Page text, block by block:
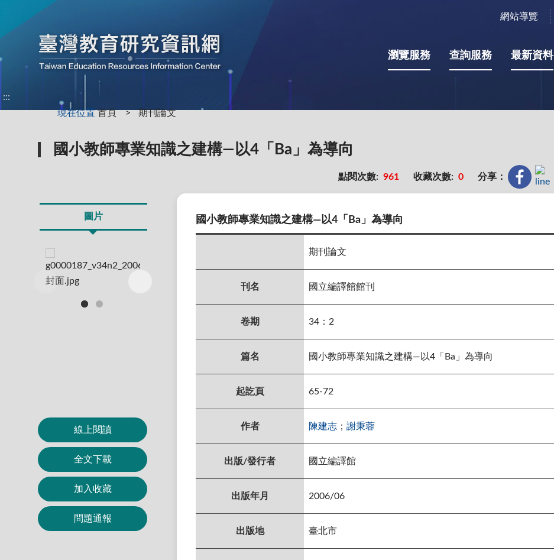
網站導覽
瀏覽服務 查詢服務 最新資料
:::
現在位置 首頁 期刊論文
國小教師專業知識之建構—以4「Ba」為導向
點閱次數: 961 收藏次數: 0 分享：
圖片
線上閱讀
全文下載
加入收藏
問題通報
國小教師專業知識之建構—以4「Ba」為導向
期刊論文
刊名 國立編譯館館刊
卷期 34：2
篇名 國小教師專業知識之建構—以4「Ba」為導向
起訖頁 65-72
作者 陳建志 ； 謝秉蓉
出版/發行者 國立編譯館
出版年月 2006/06
出版地 臺北市